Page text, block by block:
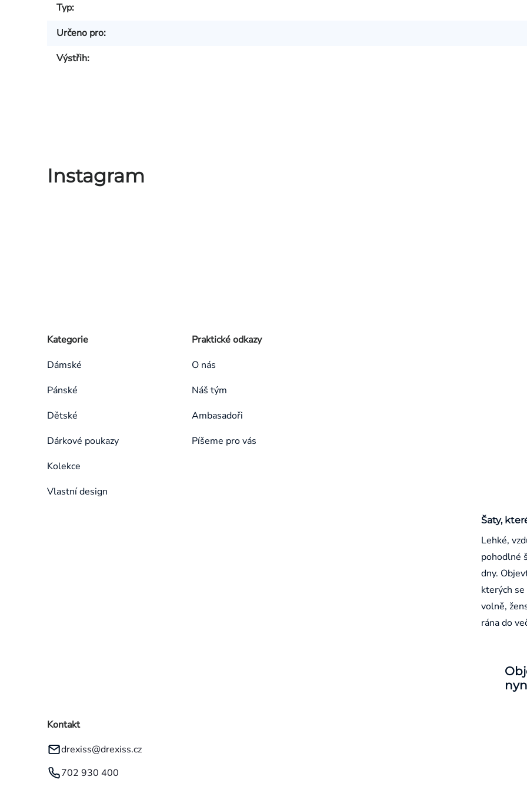
Typ:
Určeno pro:
Výstřih:
Instagram
kategorie
Kategorie
Dámské
Pánské
Dětské
Dárkové poukazy
Kolekce
Vlastní design
Praktické odkazy
O nás
Náš tým
Ambasadoři
Píšeme pro vás
Šaty,
Lehké,
pohodlné
dny.
kterých
volně,
rána do
Kontakt
drexiss@drexiss.cz
702 930 400